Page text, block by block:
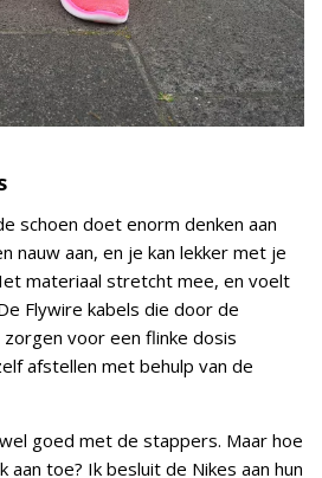
schoen doet enorm denken aan
nauw aan, en je kan lekker met je
materiaal stretcht mee, en voelt
Flywire kabels die door de
voor een flinke dosis
afstellen met behulp van de
goed met de stappers. Maar hoe
aan toe? Ik besluit de Nikes aan hun